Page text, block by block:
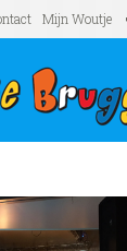
Mijn Woutje